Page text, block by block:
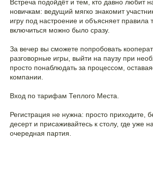
Встреча подойдёт и тем, кто давно любит
новичкам: ведущий мягко знакомит
игру под настроение и объясняет правила
включиться можно было сразу.
За вечер вы сможете попробовать
разговорные игры, выйти на паузу при
просто понаблюдать за процессом,
компании.
Вход по тарифам Теплого Места.
Регистрация не нужна: просто приходите,
десерт и присаживайтесь к столу, где уже
очередная партия.